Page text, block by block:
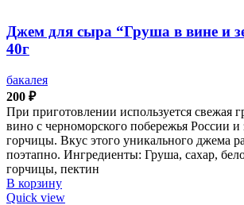
Джем для сыра “Груша в вине и
40г
бакалея
200 ₽
При приготовлении используется свежая
вино с черноморского побережья России
горчицы. Вкус этого уникального джема
поэтапно. Ингредиенты: Груша, сахар,
горчицы, пектин
В корзину
Quick view